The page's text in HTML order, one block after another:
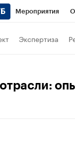
Мероприятия
Экспертиза